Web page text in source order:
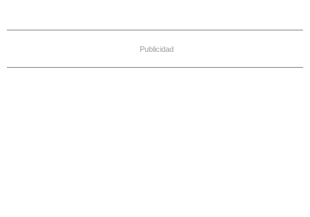
Publicidad